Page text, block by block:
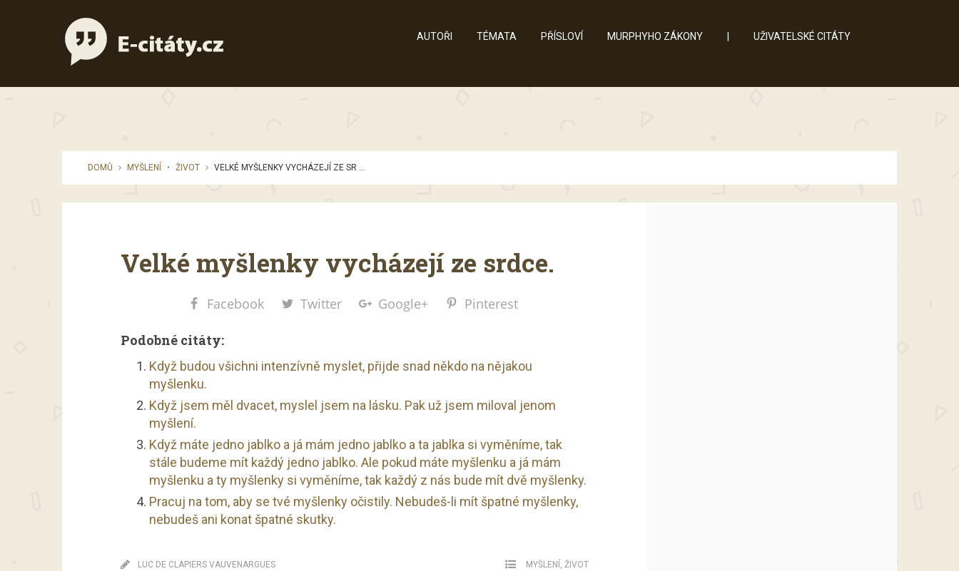
AUTOŘI TÉMATA PŘÍSLOVÍ MURPHYHO ZÁKONY UŽIVATELSKÉ CITÁTY
DOMŮ MYŠLENÍ • ŽIVOT VELKÉ MYŠLENKY VYCHÁZEJÍ ZE SR ...
Velké myšlenky vycházejí ze srdce.
Facebook Twitter Google+ Pinterest
Podobné citáty:
Když budou všichni intenzívně myslet, přijde snad někdo na nějakou
myšlenku.
Když jsem měl dvacet, myslel jsem na lásku. Pak už jsem miloval jenom
myšlení.
Když máte jedno jablko a já mám jedno jablko a ta jablka si vyměníme, tak
stále budeme mít každý jedno jablko. Ale pokud máte myšlenku a já mám
myšlenku a ty myšlenky si vyměníme, tak každý z nás bude mít dvě myšlenky.
Pracuj na tom, aby se tvé myšlenky očistily. Nebudeš-li mít špatné myšlenky,
nebudeš ani konat špatné skutky.
LUC DE CLAPIERS VAUVENARGUES MYŠLENÍ , ŽIVOT